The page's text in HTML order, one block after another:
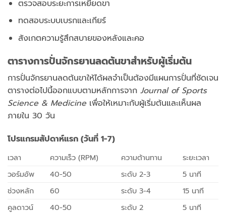
ตรวจสอบระยะการเหยียดขา
ทดสอบระบบเบรกและเกียร์
สังเกตความรู้สึกสบายของหลังและคอ
ตารางการปั่นจักรยานลดต้นขาสำหรับผู้เริ่มต้น
การปั่นจักรยานลดต้นขาให้ได้ผลจำเป็นต้องมีแผนการปั่นที่ชัดเจน
ตารางต่อไปนี้ออกแบบตามหลักการจาก Journal of Sports
Science & Medicine เพื่อให้เหมาะกับผู้เริ่มต้นและเห็นผล
ภายใน 30 วัน
โปรแกรมสัปดาห์แรก (วันที่ 1-7)
เวลา ความเร็ว (RPM) ความต้านทาน
ระยะเวลา
วอร์มอัพ
40-50 ระดับ 2-3
5 นาที
ช่วงหลัก
60 ระดับ 3-4
15 นาที
คูลดาวน์
40-50 ระดับ 2
5 นาที